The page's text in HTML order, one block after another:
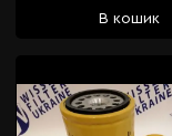
В кошик